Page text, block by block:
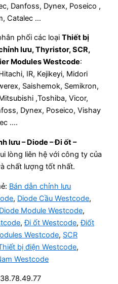
Danfoss, Dynex, Poseico ,
Catalec …
phối các loại Thiết bị
lưu, Thyristor, SCR,
Modules Westcode:
IR, Kejikeyi, Midori
Saishemok, Semikron,
,Toshiba, Vicor,
Dynex, Poseico, Vishay
….
lưu – Diode – Đi ốt –
lòng liên hệ với công ty của
chất lượng tốt nhất.
Bán dẫn chỉnh lưu
, Diode Cầu Westcode,
Diode Module Westcode,
,Đi ốt Westcode,Điốt
Westcode, SCR
bị điện Westcode,
Westcode